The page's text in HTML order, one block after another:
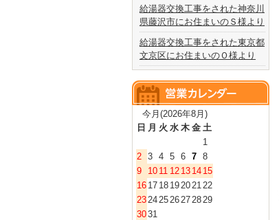
給湯器交換工事をされた神奈川
県藤沢市にお住まいのＳ様より
給湯器交換工事をされた東京都
文京区にお住まいのＯ様より
今月(2026年8月)
日 月 火 水 木 金 土
1
2 3 4 5 6 7 8
9
10 11 12 13 14 15
16 17 18 19202122
23242526272829
3031